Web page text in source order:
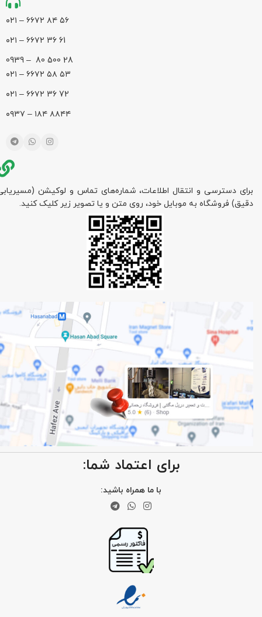
۵۶ ۸۴ ۶۶۷۲ – ۰۲۱
61 36 ۶۶۷۲ – ۰۲۱
28 500 80 – 0939
۵۳ ۵۸ ۶۶۷۲ – ۰۲۱
72 36 ۶۶۷۲ – ۰۲۱
۸۸۴۴ ۱۸۴ – ۰۹۳۷
برای دسترسی و انتقال اطلاعات، شماره‌های تماس و لوکیشن
دقیق) فروشگاه به موبایل خود، روی متن و یا تصویر زیر کلیک کنید.
برای اعتماد شما:
با ما همراه باشید: